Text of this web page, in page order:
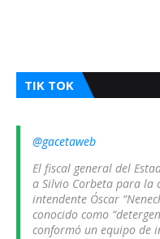
TIK TOK
@gacetaweb
El fiscal general del
a Silvio Corbeta para la
intendente Óscar
conocido como
conformó un equipo de